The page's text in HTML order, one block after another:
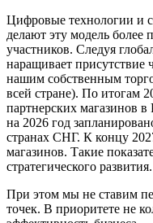
Цифровые технологии и
делают эту модель более
участников. Следуя
наращивает присутствие
нашим собственным
всей стране). По итогам
партнерских магазинов
на 2026 год
странах СНГ. К концу
магазинов. Такие
стратегического развития.
При этом мы не ставим
точек. В приоритете не